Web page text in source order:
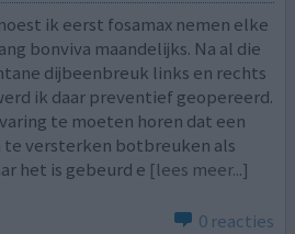
ik eerst fosamax nemen elke
bonviva maandelijks. Na al die
dijbeenbreuk links en rechts
ik daar preventief geopereerd.
te moeten horen dat een
versterken botbreuken als
het is gebeurd e [lees meer...]
0 reacties